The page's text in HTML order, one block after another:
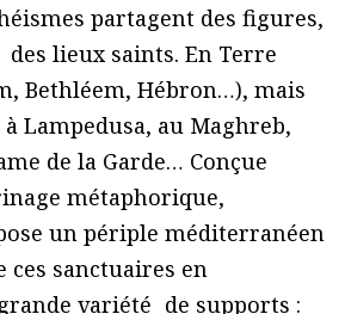
partagent des figures,
lieux saints. En Terre
Bethléem, Hébron…), mais
Lampedusa, au Maghreb,
de la Garde… Conçue
métaphorique,
un périple méditerranéen
sanctuaires en
variété de supports :